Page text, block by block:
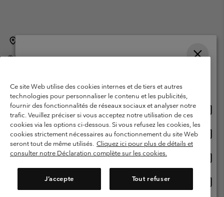
©2026Columbia Sportswear International Sarl. Avenue des Morgines, 12
Garanties Légales
Politique de confidentialité
Conditions d'utilisation - Membres
Conditions D'utilisation - Contenu généré par l'utilisateur
Impressum
Cookies
Ce site Web utilise des cookies internes et de tiers et autres
technologies pour personnaliser le contenu et les publicités,
fournir des fonctionnalités de réseaux sociaux et analyser notre
trafic. Veuillez préciser si vous acceptez notre utilisation de ces
cookies via les options ci-dessous. Si vous refusez les cookies, les
cookies strictement nécessaires au fonctionnement du site Web
seront tout de même utilisés. Cliquez ici pour plus de détails et
consulter notre Déclaration complète sur les cookies.
J’accepte Tout refuser
Achats en ligne disponibles
United States
ligne
Belgium-English
ligne
Belgium-Français
ligne
Belgium-Dutch